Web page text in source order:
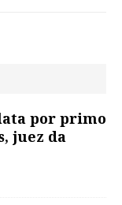
por primo
juez da